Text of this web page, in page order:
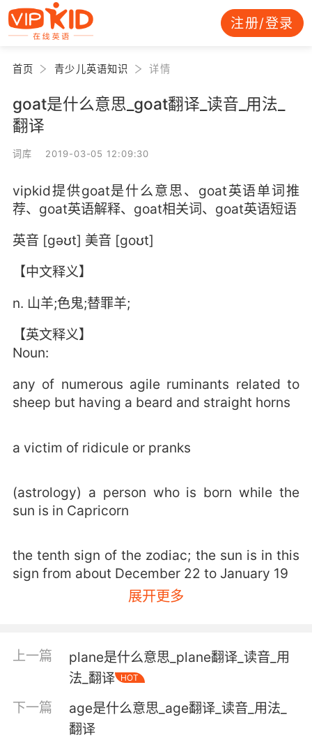
注册/登录
首页 青少儿英语知识 详情
goat是什么意思_goat翻译_读音_用法_
翻译
词库 2019-03-05 12:09:30
vipkid提供goat是什么意思、goat英语单词推
荐、goat英语解释、goat相关词、goat英语短语
英音 [gəʊt] 美音 [goʊt]
【中文释义】
n. 山羊;色鬼;替罪羊;
【英文释义】
Noun:
any of numerous agile ruminants related to
sheep but having a beard and straight horns
a victim of ridicule or pranks
(astrology) a person who is born while the
sun is in Capricorn
the tenth sign of the zodiac; the sun is in this
sign from about December 22 to January 19
goatfish n. 绯鲵鲣（一种海鱼）;
goatsbeard n. 假升麻(Aruncus sylvester);草地
goatskin n. 山羊皮;
goatsucker n. （欧）夜鹰;
展开更多
上一篇
plane是什么意思_plane翻译_读音_用
法_翻译
HOT
下一篇
age是什么意思_age翻译_读音_用法_
翻译